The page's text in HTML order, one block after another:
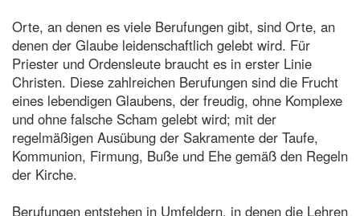
Orte, an denen es viele Berufungen gibt, sind Orte, an
denen der Glaube leidenschaftlich gelebt wird. Für
Priester und Ordensleute braucht es in erster Linie
Christen. Diese zahlreichen Berufungen sind die Frucht
eines lebendigen Glaubens, der freudig, ohne Komplexe
und ohne falsche Scham gelebt wird; mit der
regelmäßigen Ausübung der Sakramente der Taufe,
Kommunion, Firmung, Buße und Ehe gemäß den Regeln
der Kirche.
Berufungen entstehen in Umfeldern, in denen die Lehren